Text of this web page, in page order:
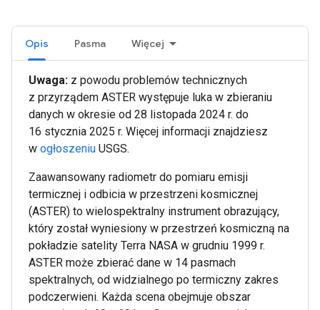
Opis Pasma Więcej
Uwaga: z powodu problemów technicznych
z przyrządem ASTER występuje luka w zbieraniu
danych w okresie od 28 listopada 2024 r. do
16 stycznia 2025 r. Więcej informacji znajdziesz
w ogłoszeniu USGS.
Zaawansowany radiometr do pomiaru emisji
termicznej i odbicia w przestrzeni kosmicznej
(ASTER) to wielospektralny instrument obrazujący,
który został wyniesiony w przestrzeń kosmiczną na
pokładzie satelity Terra NASA w grudniu 1999 r.
ASTER może zbierać dane w 14 pasmach
spektralnych, od widzialnego po termiczny zakres
podczerwieni. Każda scena obejmuje obszar